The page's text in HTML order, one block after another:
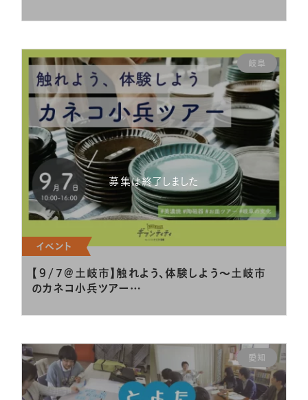
岐阜
募集は終了しました
イベント
【９/７＠土岐市】触れよう、体験しよう～土岐市
のカネコ小兵ツアー…
愛知